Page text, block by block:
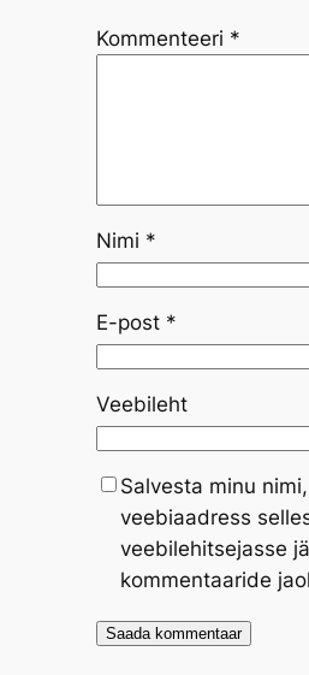
Kommenteeri *
Nimi *
E-post *
Veebileht
Salvesta minu
veebiaadress
veebilehitsejasse
kommentaaride